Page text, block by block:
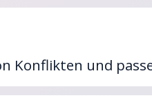
Konflikten und